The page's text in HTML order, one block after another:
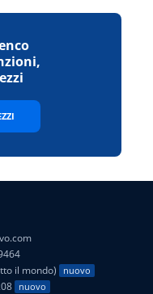
il mondo) nuovo
nuovo